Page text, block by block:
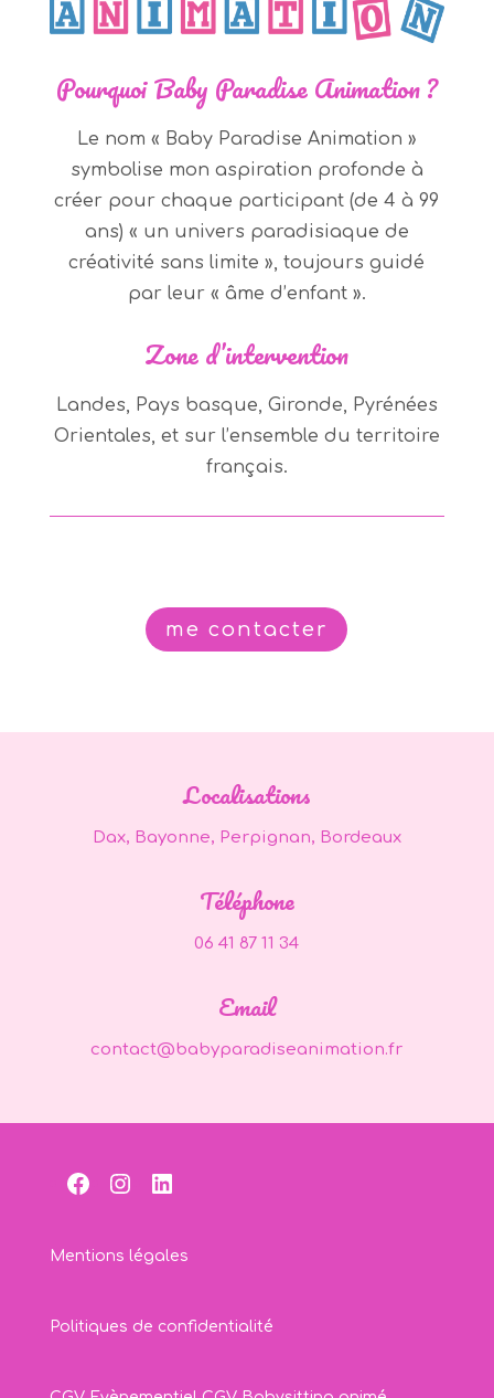
Pourquoi Baby Paradise Animation ?
Le nom « Baby Paradise Animation »
symbolise mon aspiration profonde à
créer pour chaque participant (de 4 à 99
ans) « un univers paradisiaque de
créativité sans limite », toujours guidé
par leur « âme d’enfant ».
Zone d’intervention
Landes, Pays basque, Gironde, Pyrénées
Orientales, et sur l’ensemble du territoire
français.
me contacter
Localisations
Dax, Bayonne, Perpignan, Bordeaux
Téléphone
06 41 87 11 34
Email
contact@babyparadiseanimation.fr
Facebook
Instagram
LinkedIn
Mentions légales
Politiques de confidentialité